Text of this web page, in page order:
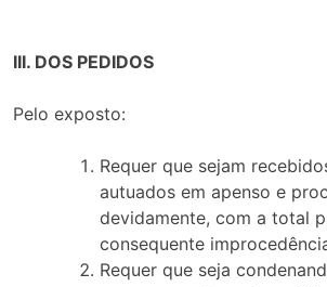
III. DOS PEDIDOS
Pelo exposto:
Requer que sejam
autuados em apenso e
devidamente, com a total
consequente
Requer que seja